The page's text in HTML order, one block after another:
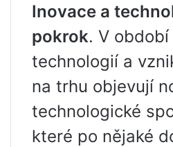
Inovace a
pokrok. V
technologií a
na trhu objevují
technologické
které po nějaké